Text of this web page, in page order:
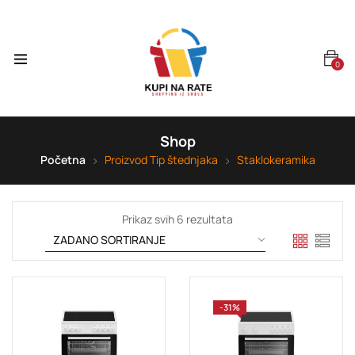
0
Shop
Početna Proizvod Tip štednjaka Staklokeramika
Prikaz svih 6 rezultata
-31%